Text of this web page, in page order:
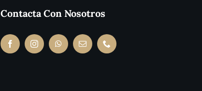
Contacta Con Nosotros